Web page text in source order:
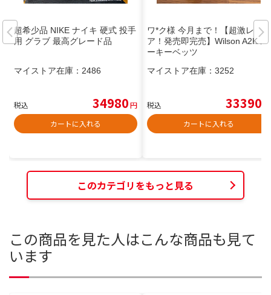
超希少品 NIKE ナイキ 硬式 投手
用 グラブ 最高グレード品
マイストア在庫： 2486
税込 34980円
カートに入れる
ワ*ク様 今月まで！【超激レ
ア！発売即完売】Wilson A2K ム
ーキーベッツ
マイストア在庫： 3252
税込 33390
カートに入れる
このカテゴリをもっと見る
この商品を見た人はこんな商品も見て
います